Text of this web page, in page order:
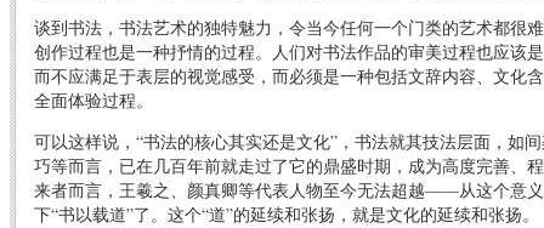
谈到书法，书法艺术的独特魅力，令当今任何一个门类的艺术都很
创作过程也是一种抒情的过程。人们对书法作品的审美过程也应该
而不应满足于表层的视觉感受，而必须是一种包括文辞内容、文化
全面体验过程。
可以这样说，“书法的核心其实还是文化”，书法就其技法层面，如
巧等而言，已在几百年前就走过了它的鼎盛时期，成为高度完善、
来者而言，王羲之、颜真卿等代表人物至今无法超越——从这个意
下“书以载道”了。这个“道”的延续和张扬，就是文化的延续和张扬。